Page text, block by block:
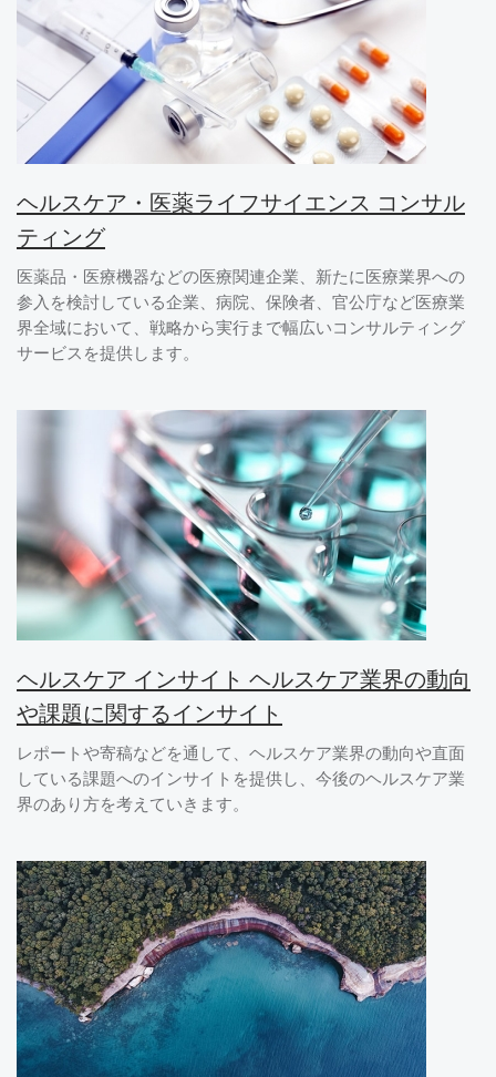
ヘルスケア・医薬ライフサイエンス コンサル
ティング
医薬品・医療機器などの医療関連企業、新たに医療業界への
参入を検討している企業、病院、保険者、官公庁など医療業
界全域において、戦略から実行まで幅広いコンサルティング
サービスを提供します。
ヘルスケア インサイト ヘルスケア業界の動向
や課題に関するインサイト
レポートや寄稿などを通して、ヘルスケア業界の動向や直面
している課題へのインサイトを提供し、今後のヘルスケア業
界のあり方を考えていきます。